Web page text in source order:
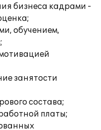
бизнеса кадрами -
обучением,
занятости
состава;
платы;